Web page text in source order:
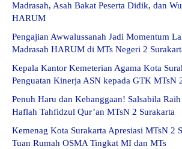
Madrasah, Asah Bakat Peserta Didik, dan
HARUM
Pengajian Awwalussanah Jadi Momentum
Madrasah HARUM di MTs Negeri 2
Kepala Kantor Kemeterian Agama Kota
Penguatan Kinerja ASN kepada GTK MTsN
Penuh Haru dan Kebanggaan! Salsabila
Haflah Tahfidzul Qur’an MTsN 2 Surakarta
Kemenag Kota Surakarta Apresiasi MTsN 2
Tuan Rumah OSMA Tingkat MI dan MTs